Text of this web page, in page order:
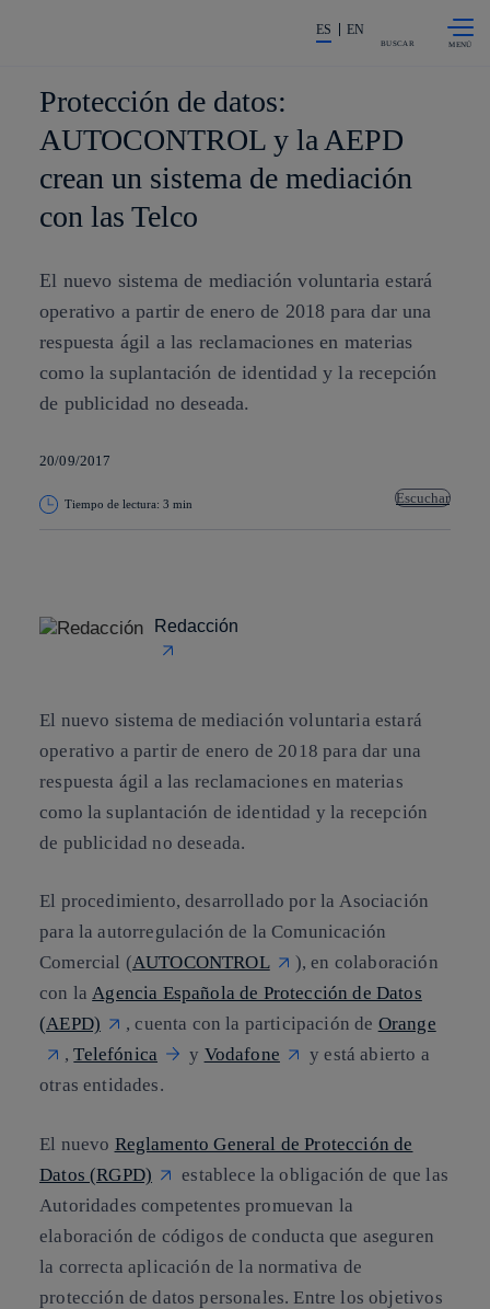
La acción en accionistas e
ES EN
BUSCAR
Protección de datos:
AUTOCONTROL y la AEPD
crean un sistema de mediación
con las Telco
El nuevo sistema de mediación voluntaria estará
operativo a partir de enero de 2018 para dar una
respuesta ágil a las reclamaciones en materias
como la suplantación de identidad y la recepción
de publicidad no deseada.
20/09/2017
Tiempo de lectura: 3 min Escuchar
Redacción
El nuevo sistema de mediación voluntaria estará
operativo a partir de enero de 2018 para dar una
respuesta ágil a las reclamaciones en materias
como la suplantación de identidad y la recepción
de publicidad no deseada.
El procedimiento, desarrollado por laAsociación
para la autorregulación de la Comunicación
Comercial (AUTOCONTROL
), en colaboración
con laAgencia Española de Protección de Datos
(AEPD)
, cuenta con la participación de Orange
,Telefónica y Vodafone
y está abierto a
otras entidades.
El nuevo Reglamento General de Protección de
Datos (RGPD)
establece la obligación de que las
Autoridades competentes promuevan la
elaboración de códigos de conducta que aseguren
la correcta aplicación de la normativa de
protección de datos personales. Entre los objetivos